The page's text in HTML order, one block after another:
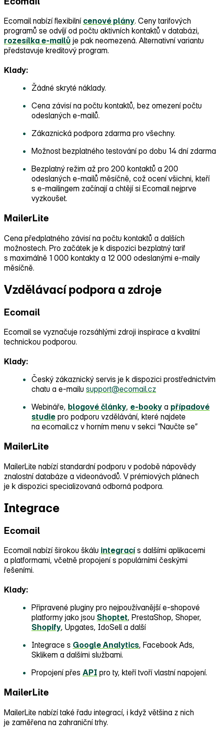
Ecomail nabízí flexibilní cenové plány. Ceny tarifových
programů se odvíjí od počtu aktivních kontaktů v databázi,
rozesílka e‑mailů je pak neomezená. Alternativní variantu
představuje kreditový program.
Klady:
Žádné skryté náklady.
Cena závisí na počtu kontaktů, bez omezení počtu
odeslaných e‑mailů.
Zákaznická podpora zdarma pro všechny.
Možnost bezplatného testování po dobu 14 dní zdarma
Bezplatný režim až pro 200 kontaktů a 200
odeslaných e‑mailů měsíčně, což ocení všichni, kteří
s e‑mailingem začínají a chtějí si Ecomail nejprve
vyzkoušet.
MailerLite
Cena předplatného závisí na počtu kontaktů a dalších
možnostech. Pro začátek je k dispozici bezplatný tarif
s maximálně 1 000 kontakty a 12 000 odeslanými e‑maily
měsíčně.
Vzdělávací podpora a zdroje
Ecomail
Ecomail se vyznačuje rozsáhlými zdroji inspirace a kvalitní
technickou podporou.
Klady:
Český zákaznický servis je k dispozici prostřednictvím
chatu a e‑mailu support@ecomail.cz
Webináře, blogové články, e‑booky a případové
studie pro podporu vzdělávání, které najdete
na ecomail.cz v horním menu v sekci “Naučte se”
MailerLite
MailerLite nabízí standardní podporu v podobě nápovědy
znalostní databáze a videonávodů. V prémiových plánech
je k dispozici specializovaná odborná podpora.
Integrace
Ecomail
Ecomail nabízí širokou škálu integracís dalšími aplikacemi
a platformami, včetně propojení s populárními českými
řešeními.
Klady:
Připravené pluginy pro nejpoužívanější e‑shopové
platformy jako jsou Shoptet, PrestaShop, Shoper,
Shopify, Upgates, IdoSell a další
Integrace s Google Analytics, Facebook Ads,
Sklikem a dalšími službami.
Propojení přes API pro ty, kteří tvoří vlastní napojení.
MailerLite
MailerLite nabízí také řadu integrací, i když většina z nich
je zaměřena na zahraniční trhy.